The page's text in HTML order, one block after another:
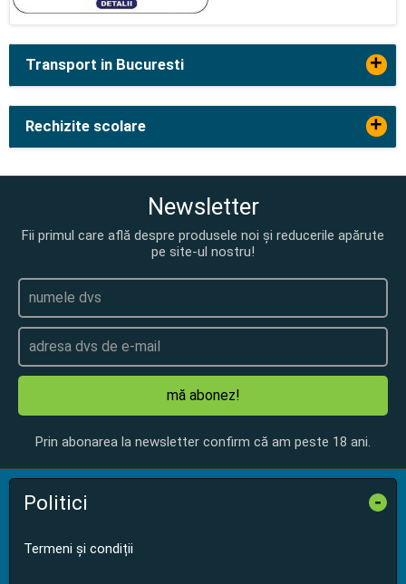
Transport in Bucuresti +
Rechizite scolare +
Newsletter
Fii primul care află despre produsele noi și reducerile apărute
pe site-ul nostru!
mă abonez!
Prin abonarea la newsletter confirm că am peste 18 ani.
Politici -
Termeni și condiții